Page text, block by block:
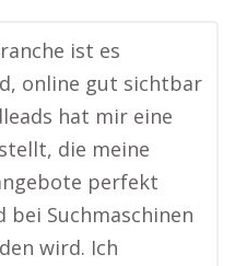
ist es
online gut sichtbar
hat mir eine
die meine
perfekt
Suchmaschinen
wird. Ich